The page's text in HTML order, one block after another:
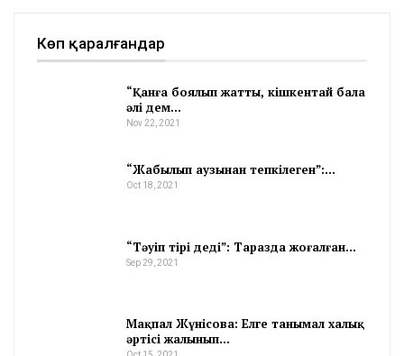
Көп қаралғандар
“Қанға боялып жатты, кішкентай бала
әлі дем…
Nov 22, 2021
“Жабылып аузынан тепкілеген”:…
Oct 18, 2021
“Тәуіп тірі деді”: Таразда жоғалған…
Sep 29, 2021
Мақпал Жүнісова: Елге танымал халық
әртісі жалынып…